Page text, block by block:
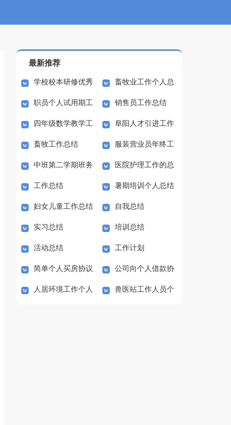
最新推荐
学校校本研修优秀
工作总结
畜牧业工作个人总
结
职员个人试用期工
作总结
销售员工作总结
四年级数学教学工
作总结
阜阳人才引进工作
总结
畜牧工作总结 服装营业员年终工
作总结
中班第二学期班务
工作总结
医院护理工作的总
结
工作总结 暑期培训个人总结
范文
妇女儿童工作总结
及工作计划
自我总结
实习总结 培训总结
活动总结 工作计划
简单个人买房协议
书
公司向个人借款协
议书
人居环境工作个人 兽医站工作人员个